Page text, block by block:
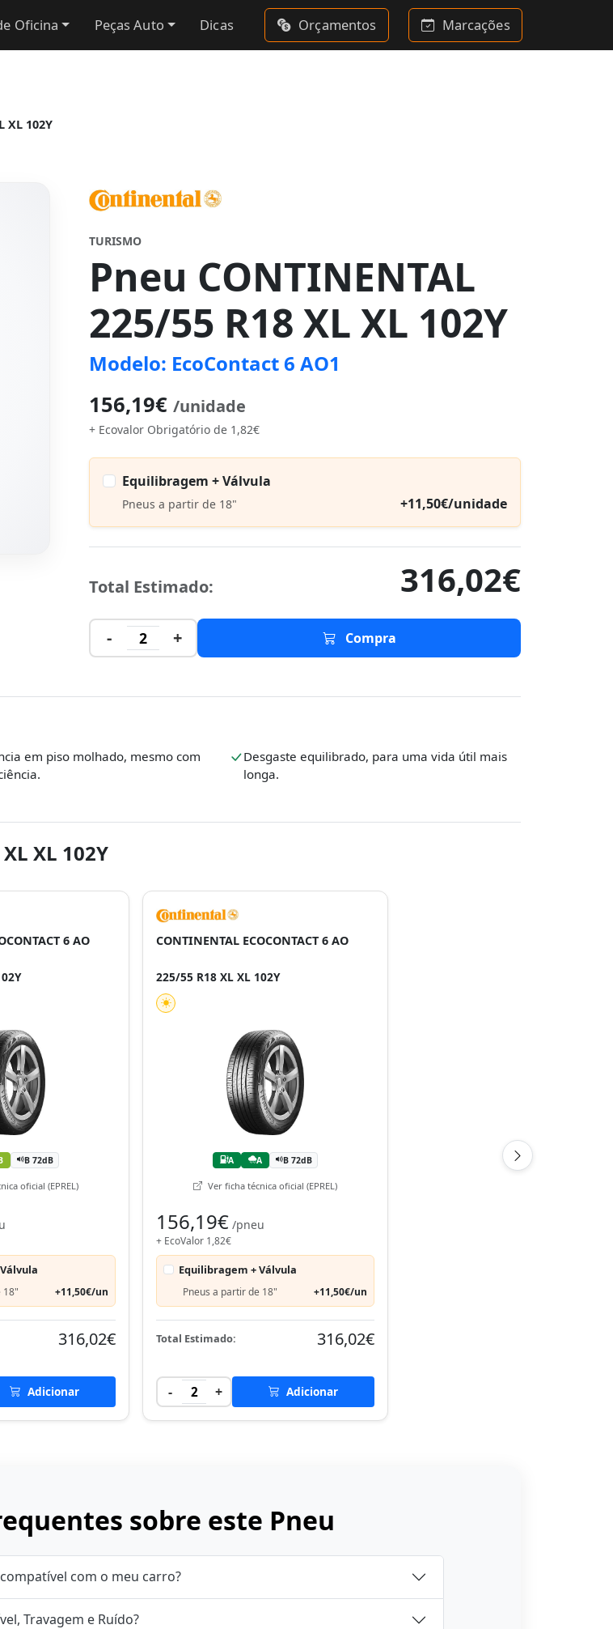
Oficina Peças Auto Dicas Orçamentos Marcações
XL 102Y
TURISMO
Pneu CONTINENTAL
225/55 R18 XL XL 102Y
Modelo: EcoContact 6 AO1
156,19€ /unidade
+ Ecovalor Obrigatório de 1,82€
Equilibragem + Válvula
Pneus a partir de 18" +11,50€/unidade
Total Estimado: 316,02€
- 2 + Compra
em piso molhado, mesmo com
Desgaste equilibrado, para uma vida útil mais
longa.
XL 102Y
6 AO
B 72dB
oficial (EPREL)
18" +11,50€/un
316,02€
Adicionar
CONTINENTAL ECOCONTACT 6 AO
225/55 R18 XL XL 102Y
A A B 72dB
Ver ficha técnica oficial (EPREL)
156,19€ /pneu
+ EcoValor 1,82€
Equilibragem + Válvula
Pneus a partir de 18" +11,50€/un
Total Estimado: 316,02€
- 2 + Adicionar
sobre este Pneu
compatível com o meu carro?
Travagem e Ruído?